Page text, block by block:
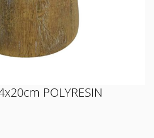
POLYRESIN